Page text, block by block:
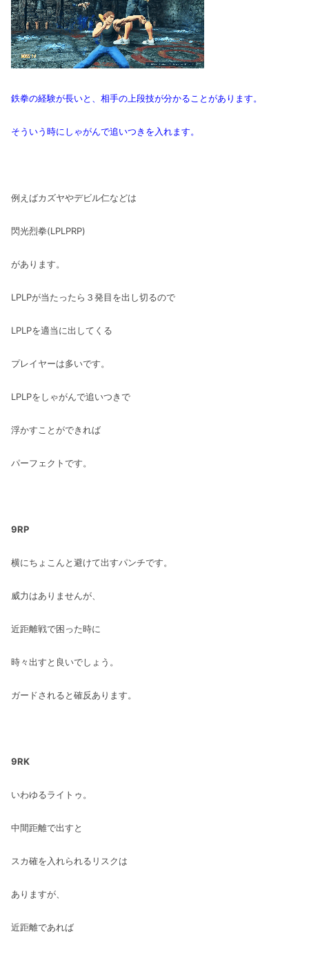
鉄拳の経験が長いと、相手の上段技が分かることがあります。
そういう時にしゃがんで追いつきを入れます。
例えばカズヤやデビル仁などは
閃光烈拳(LPLPRP)
があります。
LPLPが当たったら３発目を出し切るので
LPLPを適当に出してくる
プレイヤーは多いです。
LPLPをしゃがんで追いつきで
浮かすことができれば
パーフェクトです。
9RP
横にちょこんと避けて出すパンチです。
威力はありませんが、
近距離戦で困った時に
時々出すと良いでしょう。
ガードされると確反あります。
9RK
いわゆるライトゥ。
中間距離で出すと
スカ確を入れられるリスクは
ありますが、
近距離であれば